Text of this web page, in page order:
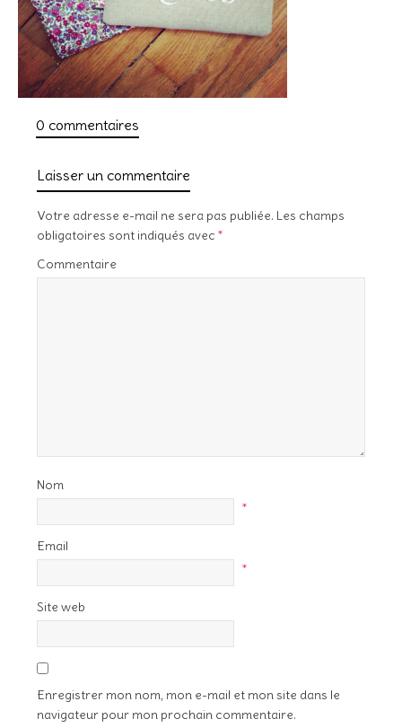
0 commentaires
Laisser un commentaire
Votre adresse e-mail ne sera pas publiée. Les champs
obligatoires sont indiqués avec *
Commentaire
Nom
*
Email
*
Site web
Enregistrer mon nom, mon e-mail et mon site dans le
navigateur pour mon prochain commentaire.